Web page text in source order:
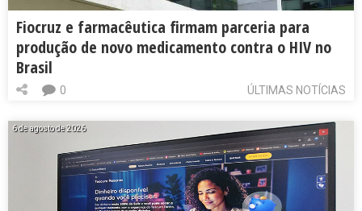
Fiocruz e farmacêutica firmam parceria para
produção de novo medicamento contra o HIV no
Brasil
ÚLTIMAS NOTÍCIAS
0
6 de agosto de 2026